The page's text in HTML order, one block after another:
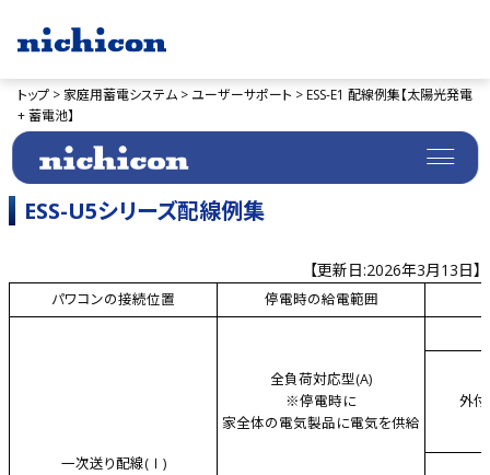
トップ >家庭用蓄電システム > ユーザーサポート > ESS-E1 配線例集【太陽光発電
+ 蓄電池】
ESS-U5シリーズ配線例集
【更新日:2026年3月13日】
パワコンの接続位置 停電時の給電範囲
一次送り配線(Ⅰ)
全負荷対応型(A)
※停電時に
家全体の電気製品に電気を供給
外